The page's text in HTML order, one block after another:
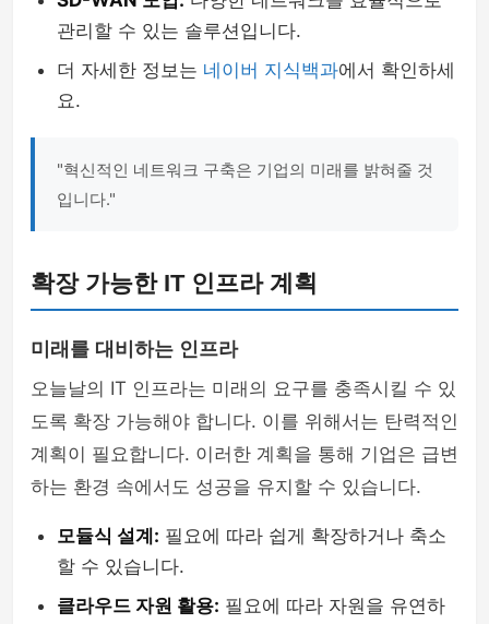
관리할 수 있는 솔루션입니다.
더 자세한 정보는 네이버 지식백과에서 확인하세
요.
"혁신적인 네트워크 구축은 기업의 미래를 밝혀줄 것
입니다."
확장 가능한 IT 인프라 계획
미래를 대비하는 인프라
오늘날의 IT 인프라는 미래의 요구를 충족시킬 수 있
도록 확장 가능해야 합니다. 이를 위해서는 탄력적인
계획이 필요합니다. 이러한 계획을 통해 기업은 급변
하는 환경 속에서도 성공을 유지할 수 있습니다.
모듈식 설계: 필요에 따라 쉽게 확장하거나 축소
할 수 있습니다.
클라우드 자원 활용: 필요에 따라 자원을 유연하